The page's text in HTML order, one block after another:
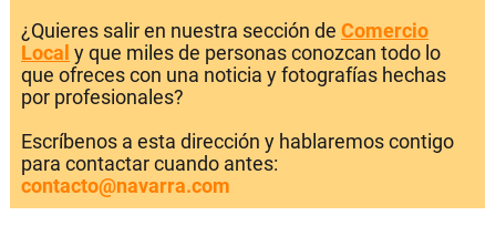
¿Quieres salir en nuestra sección de Comercio
Local y que miles de personas conozcan todo lo
que ofreces con una noticia y fotografías hechas
por profesionales?
Escríbenos a esta dirección y hablaremos contigo
para contactar cuando antes:
contacto@navarra.com